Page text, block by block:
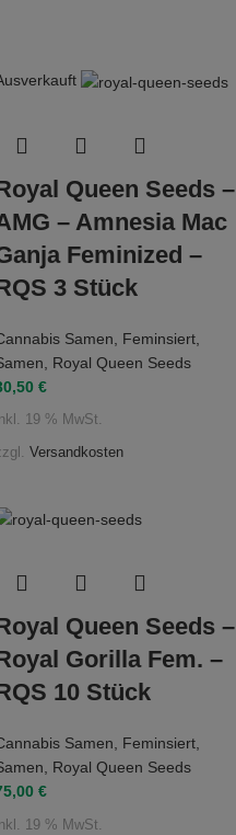
Queen Seeds –
– Amnesia Mac
Feminized –
3 Stück
Samen Feminsiert
Royal Queen Seeds
€
19 % MwSt.
Versandkosten
Queen Seeds –
Gorilla Fem. –
10 Stück
Samen, Feminsiert,
, Royal Queen Seeds
€
19 % MwSt.